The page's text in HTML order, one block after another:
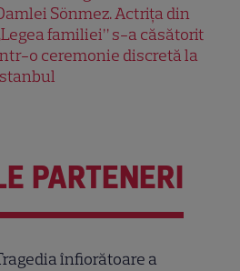
Sönmez. Actrița din
familiei” s-a căsătorit
o ceremonie discretă la
PARTENERI
înfiorătoare a